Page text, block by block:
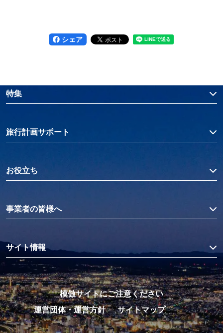
シェア
特集
旅行計画サポート
お役立ち
事業者の皆様へ
サイト情報
模倣サイトにご注意ください
運営団体・運営方針
サイトマップ